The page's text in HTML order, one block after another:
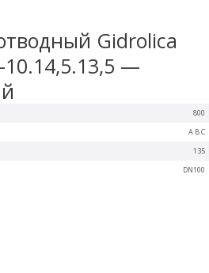
800
DN100
135
A B C
Gidrolica
—